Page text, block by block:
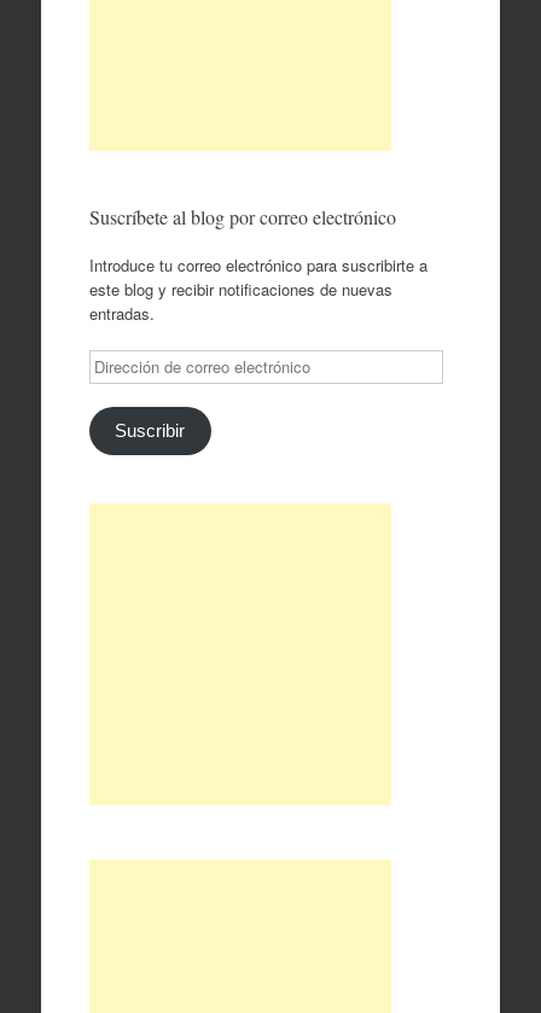
Suscríbete al blog por correo electrónico
Introduce tu correo electrónico para suscribirte a
este blog y recibir notificaciones de nuevas
entradas.
Dirección
de
correo
electrónico
Suscribir